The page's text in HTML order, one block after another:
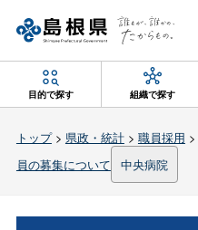
目的で探す 組織で探す
トップ> 県政・統計> 職員採用 >
員の募集について
中央病院